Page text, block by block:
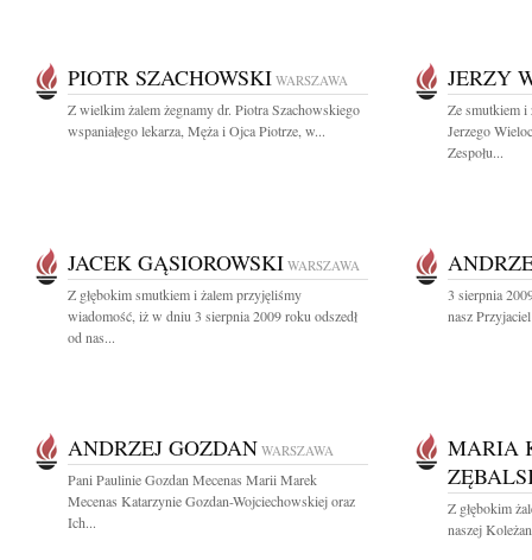
PIOTR SZACHOWSKI WARSZAWA
Z wielkim żalem żegnamy dr. Piotra Szachowskiego
wspaniałego lekarza, Męża i Ojca Piotrze, w...
JERZY
Ze smutkiem i
Jerzego
Zespołu...
JACEK GĄSIOROWSKI WARSZAWA
Z głębokim smutkiem i żalem przyjęliśmy
wiadomość, iż w dniu 3 sierpnia 2009 roku odszedł
od nas...
3 sierpnia
nasz
ANDRZEJ GOZDAN WARSZAWA
Pani Paulinie Gozdan Mecenas Marii Marek
Mecenas Katarzynie Gozdan-Wojciechowskiej oraz
Ich...
MARIA
Z głębokim
naszej